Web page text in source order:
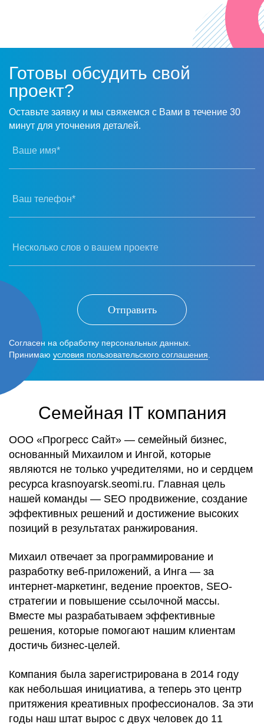
Готовы обсудить свой
проект?
Оставьте заявку и мы свяжемся с Вами в течение 30
минут для уточнения деталей.
Ваше имя*
Ваш телефон*
Несколько слов о вашем проекте
Отправить
Согласен на обработку персональных данных.
Принимаю условия пользовательского соглашения
Семейная IT компания
ООО «Прогресс Сайт» — семейный бизнес,
основанный Михаилом и Ингой, которые
являются не только учредителями, но и сердцем
ресурса krasnoyarsk.seomi.ru. Главная цель
нашей команды — SEO продвижение, создание
эффективных решений и достижение высоких
позиций в результатах ранжирования.
Михаил отвечает за программирование и
разработку веб-приложений, а Инга — за
интернет-маркетинг, ведение проектов, SEO-
стратегии и повышение ссылочной массы.
Вместе мы разрабатываем эффективные
решения, которые помогают нашим клиентам
достичь бизнес-целей.
Компания была зарегистрирована в 2014 году
как небольшая инициатива, а теперь это центр
притяжения креативных профессионалов. За эти
годы наш штат вырос с двух человек до 11